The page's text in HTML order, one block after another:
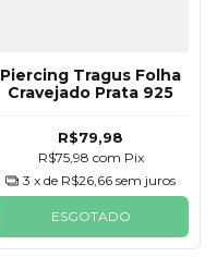
Piercing Tragus Folha
Cravejado Prata 925
R$79,98
R$75,98 com Pix
3 x de R$26,66 sem juros
ESGOTADO